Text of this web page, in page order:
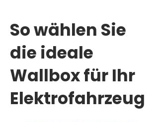
So wählen Sie
die ideale
Wallbox für Ihr
Elektrofahrzeug